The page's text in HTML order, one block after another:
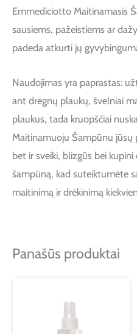
Emmediciotto Maitinamasis
sausiems, pažeistiems ar
padeda atkurti jų
Naudojimas yra paprastas:
ant drėgnų plaukų, švelniai
plaukus, tada kruopščiai
Maitinamuoju Šampūnu jūsų
bet ir sveiki, blizgūs bei kupini
šampūną, kad suteiktumėte
maitinimą ir drėkinimą
Panašūs produktai